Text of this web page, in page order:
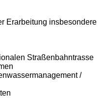
Erarbeitung insbesondere
Straßenbahntrasse
/